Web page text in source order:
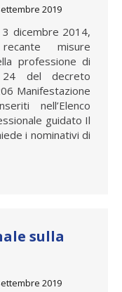
2019
dicembre 2014,
misure
professione di
24 del decreto
Manifestazione
nell’Elenco
guidato Il
i nominativi di
sulla
2019